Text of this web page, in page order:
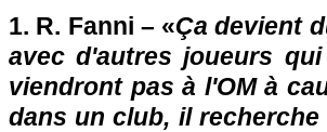
1. R. Fanni – «Ça devient
avec d'autres joueurs
viendront pas à l'OMà
dans un club, il